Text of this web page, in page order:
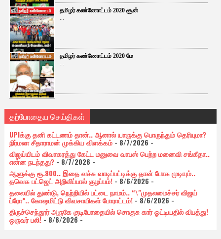
தமிழர் கண்ணோட்டம் 2020 சூன்
...
தமிழர் கண்ணோட்டம் 2020 மே
...
தற்போதைய செய்திகள்
UPIக்கு தனி கட்டணம் தான்.. ஆனால் யாருக்கு பொருந்தும் தெரியுமா?
நிர்மலா சீதாராமன் முக்கிய விளக்கம்- 8/7/2026 -
விஜய்யிடம் விவாகரத்து கேட்ட மனுவை வாபஸ் பெற்ற மனைவி சங்கீதா..
என்ன நடந்தது?- 8/7/2026 -
ஆளுக்கு ரூ.800.. இதை வச்சு வாடிப்பட்டிக்கு தான் போக முடியும்..
தவெக பட்ஜெட் அறிவிப்பால் குழப்பம்!- 8/6/2026 -
தலையில் துண்டு, நெற்றியில் பட்டை நாமம்.. “\"முதலமைச்சர் விஜய்
ப்ரோ”.. கோஷமிட்டு விவசாயிகள் போராட்டம்!- 8/6/2026 -
திருச்செந்தூர் அருகே குடிபோதையில் சொகுசு கார் ஓட்டியதில் விபத்து!
ஒருவர் பலி!- 8/6/2026-